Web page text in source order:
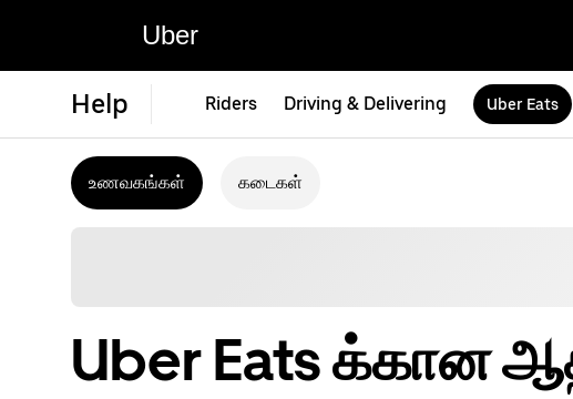
Uber
Help Riders Driving & Delivering Uber Eats
உணவகங்கள் கடைகள்
Uber Eats க்கான